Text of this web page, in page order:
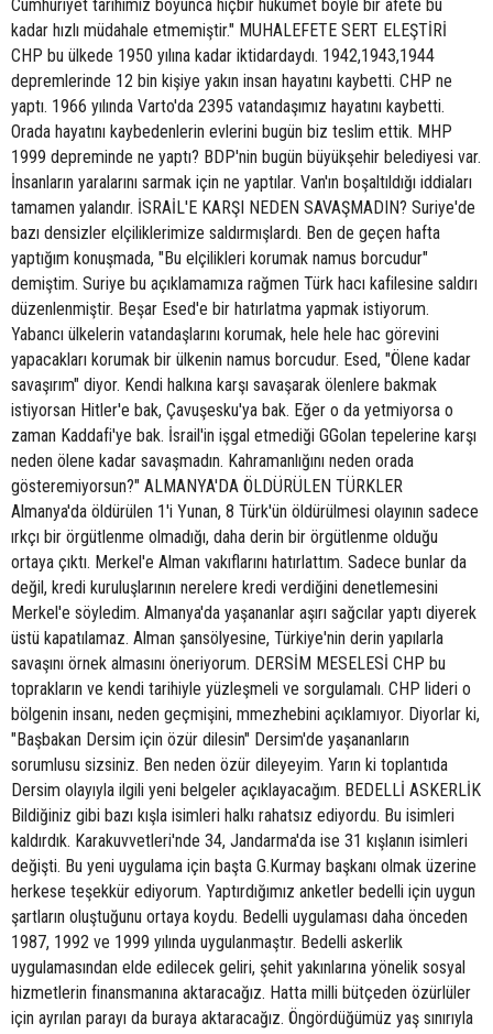
Cumhuriyet tarihimiz boyunca hiçbir hükümet böyle bir afete bu
kadar hızlı müdahale etmemiştir." MUHALEFETE SERT ELEŞTİRİ
CHP bu ülkede 1950 yılına kadar iktidardaydı. 1942,1943,1944
depremlerinde 12 bin kişiye yakın insan hayatını kaybetti. CHP ne
yaptı. 1966 yılında Varto'da 2395 vatandaşımız hayatını kaybetti.
Orada hayatını kaybedenlerin evlerini bugün biz teslim ettik. MHP
1999 depreminde ne yaptı? BDP'nin bugün büyükşehir belediyesi var.
İnsanların yaralarını sarmak için ne yaptılar. Van'ın boşaltıldığı iddiaları
tamamen yalandır. İSRAİL'E KARŞI NEDEN SAVAŞMADIN? Suriye'de
bazı densizler elçiliklerimize saldırmışlardı. Ben de geçen hafta
yaptığım konuşmada, "Bu elçilikleri korumak namus borcudur"
demiştim. Suriye bu açıklamamıza rağmen Türk hacı kafilesine saldırı
düzenlenmiştir. Beşar Esed'e bir hatırlatma yapmak istiyorum.
Yabancı ülkelerin vatandaşlarını korumak, hele hele hac görevini
yapacakları korumak bir ülkenin namus borcudur. Esed, "Ölene kadar
savaşırım" diyor. Kendi halkına karşı savaşarak ölenlere bakmak
istiyorsan Hitler'e bak, Çavuşesku'ya bak. Eğer o da yetmiyorsa o
zaman Kaddafi'ye bak. İsrail'in işgal etmediği GGolan tepelerine karşı
neden ölene kadar savaşmadın. Kahramanlığını neden orada
gösteremiyorsun?" ALMANYA'DA ÖLDÜRÜLEN TÜRKLER
Almanya'da öldürülen 1'i Yunan, 8 Türk'ün öldürülmesi olayının sadece
ırkçı bir örgütlenme olmadığı, daha derin bir örgütlenme olduğu
ortaya çıktı. Merkel'e Alman vakıflarını hatırlattım. Sadece bunlar da
değil, kredi kuruluşlarının nerelere kredi verdiğini denetlemesini
Merkel'e söyledim. Almanya'da yaşananlar aşırı sağcılar yaptı diyerek
üstü kapatılamaz. Alman şansölyesine, Türkiye'nin derin yapılarla
savaşını örnek almasını öneriyorum. DERSİM MESELESİ CHP bu
toprakların ve kendi tarihiyle yüzleşmeli ve sorgulamalı. CHP lideri o
bölgenin insanı, neden geçmişini, mmezhebini açıklamıyor. Diyorlar ki,
"Başbakan Dersim için özür dilesin" Dersim'de yaşananların
sorumlusu sizsiniz. Ben neden özür dileyeyim. Yarın ki toplantıda
Dersim olayıyla ilgili yeni belgeler açıklayacağım. BEDELLİ ASKERLİK
Bildiğiniz gibi bazı kışla isimleri halkı rahatsız ediyordu. Bu isimleri
kaldırdık. Karakuvvetleri'nde 34, Jandarma'da ise 31 kışlanın isimleri
değişti. Bu yeni uygulama için başta G.Kurmay başkanı olmak üzerine
herkese teşekkür ediyorum. Yaptırdığımız anketler bedelli için uygun
şartların oluştuğunu ortaya koydu. Bedelli uygulaması daha önceden
1987, 1992 ve 1999 yılında uygulanmaştır. Bedelli askerlik
uygulamasından elde edilecek geliri, şehit yakınlarına yönelik sosyal
hizmetlerin finansmanına aktaracağız. Hatta milli bütçeden özürlüler
için ayrılan parayı da buraya aktaracağız. Öngördüğümüz yaş sınırıyla